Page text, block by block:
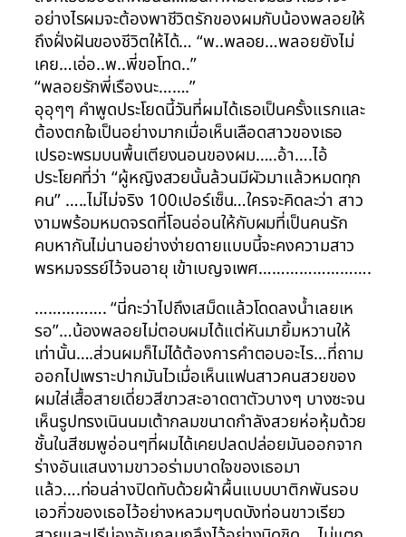
อย่างไรผมจะต้องพาชีวิตรักของผมกับน้องพลอยให้
ถึงฝั่งฝันของชีวิตให้ได้… “พ..พลอย…พลอยยังไม่
เคย…เอ่อ..พ..พี่ขอโทด..”
“พลอยรักพี่เรืองนะ…….”
อุอุๆๆ คำพูดประโยดนี้วันที่ผมได้เธอเป็นครั้งแรกและ
ต้องตกใจเป็นอย่างมากเมื่อเห็นเลือดสาวของเธอ
เปรอะพรมบนพื้นเตียงนอนของผม…..อ้า….ไอ้
ประโยคที่ว่า “ผู้หญิงสวยนั้นล้วนมีผัวมาแล้วหมดทุก
คน” …..ไม่ไม่จริง 100เปอร์เซ็น…ใครจะคิดละว่า สาว
งามพร้อมหมดจรดที่โอนอ่อนให้กับผมที่เป็นคนรัก
คบหากันไม่นานอย่างง่ายดายแบบนี้จะคงความสาว
พรหมจรรย์ไว้จนอายุ เข้าเบญจเพศ…………………….
……………. “นี่กะว่าไปถึงเสม็ดแล้วโดดลงน้ำเลยเห
รอ”…น้องพลอยไม่ตอบผมได้แต่หันมายิ้มหวานให้
เท่านั้น….ส่วนผมก็ไม่ได้ต้องการคำตอบอะไร…ที่ถาม
ออกไปเพราะปากมันไวเมื่อเห็นแฟนสาวคนสวยของ
ผมใส่เสื้อสายเดี่ยวสีขาวสะอาดตาตัวบางๆ บางซะจน
เห็นรูปทรงเนินนมเต้ากลมขนาดกำลังสวยห่อหุ้มด้วย
ชั้นในสีชมพูอ่อนๆที่ผมได้เคยปลดปล่อยมันออกจาก
ร่างอันแสนงามขาวอร่ามบาดใจของเธอมา
แล้ว….ท่อนล่างปิดทับด้วยผ้าผื้นแบบบาติกพันรอบ
เอวกิ่วของเธอไว้อย่างหลวมๆบดบังท่อนขาวเรียว